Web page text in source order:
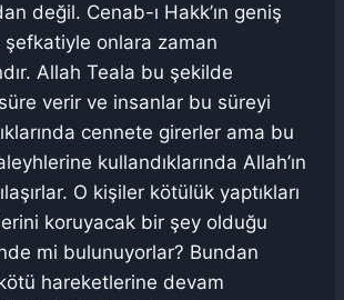
değil. Cenab-ı Hakk’ın geniş
onlara zaman
Allah Teala bu şekilde
verir ve insanlar bu süreyi
cennete girerler ama bu
kullandıklarında Allah’ın
O kişiler kötülük yaptıkları
koruyacak bir şey olduğu
mi bulunuyorlar? Bundan
hareketlerine devam